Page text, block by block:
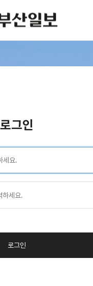
로그인